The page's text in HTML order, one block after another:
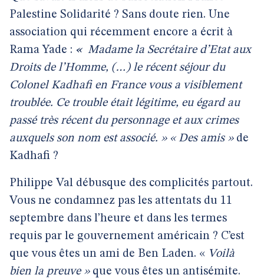
Palestine Solidarité ? Sans doute rien. Une
association qui récemment encore a écrit à
Rama Yade : « Madame la Secrétaire d’Etat aux
Droits de l’Homme, (…) le récent séjour du
Colonel Kadhafi en France vous a visiblement
troublée. Ce trouble était légitime, eu égard au
passé très récent du personnage et aux crimes
auxquels son nom est associé. » « Des amis »de
Kadhafi ?
Philippe Val débusque des complicités partout.
Vous ne condamnez pas les attentats du 11
septembre dans l’heure et dans les termes
requis par le gouvernement américain ? C’est
que vous êtes un ami de Ben Laden. « Voilà
bien la preuve » que vous êtes un antisémite.